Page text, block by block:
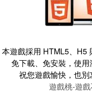
本遊戲採用 HTML5、H5
免下載、免安裝，使
祝您遊戲愉快，也
遊戲桃-遊